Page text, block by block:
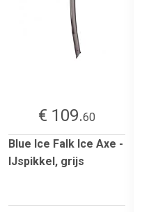
€ 109.60
Blue Ice Falk Ice Axe -
IJspikkel, grijs